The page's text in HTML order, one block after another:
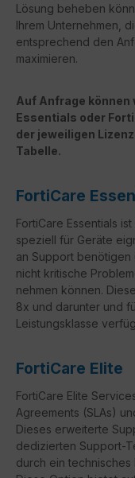
Lösung beheben
Ihrem Unternehmen,
entsprechend den
maximieren.
Auf Anfrage können
Essentials oder
der jeweiligen
Tabelle.
FortiCare
FortiCare Essentials
speziell für Geräte
an Support benötigen
nicht kritische
nehmen können.
8x und darunter und
Leistungsklasse
FortiCare Elite
FortiCare Elite
Agreements (SLAs)
Dieses erweiterte
dedizierten Support-
durch ein technisches